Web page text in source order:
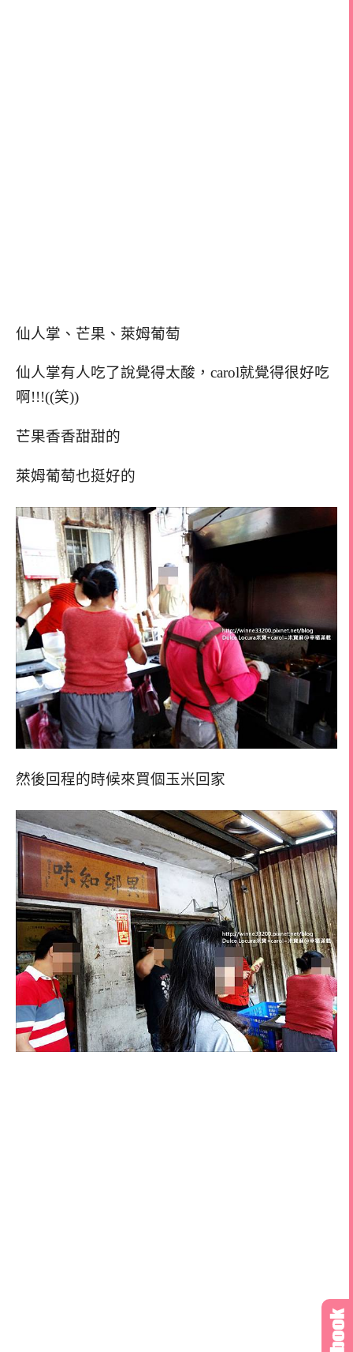
仙人掌、芒果、萊姆葡萄
仙人掌有人吃了說覺得太酸，carol就覺得很好吃
啊!!!((笑))
芒果香香甜甜的
萊姆葡萄也挺好的
然後回程的時候來買個玉米回家